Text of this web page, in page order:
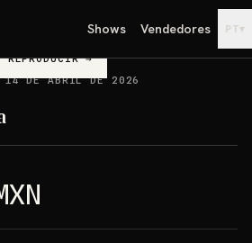
Shows Vendedores PT▾
REPRODUCIR→
14 DE ABRIL DE 2026